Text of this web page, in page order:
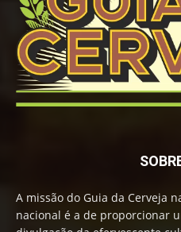
A missão do Guia da Cerveja
nacional é a de proporcionar